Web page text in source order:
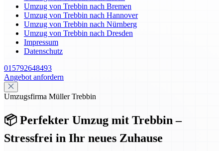
Umzug von Trebbin nach Bremen
Umzug von Trebbin nach Hannover
Umzug von Trebbin nach Nürnberg
Umzug von Trebbin nach Dresden
Impressum
Datenschutz
015792648493
Angebot anfordern
Umzugsfirma Müller Trebbin
📦 Perfekter Umzug mit Trebbin –
Stressfrei in Ihr neues Zuhause